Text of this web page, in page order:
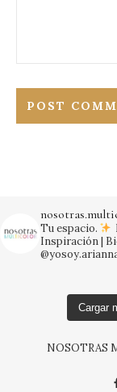
Tu espacio.
Inspiración |
Cargar
NOSOTRAS